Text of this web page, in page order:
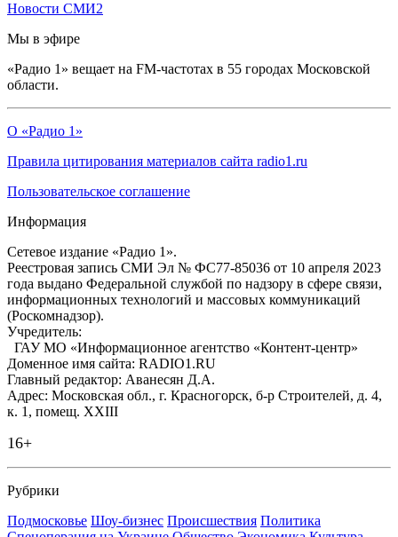
Новости СМИ2
Мы в эфире
«Радио 1» вещает на FM-частотах в 55 городах Московской
области.
О «Радио 1»
Правила цитирования материалов сайта radio1.ru
Пользовательское соглашение
Информация
Сетевое издание «Радио 1».
Реестровая запись СМИ Эл № ФС77-85036 от 10 апреля 2023
года выдано Федеральной службой по надзору в сфере связи,
информационных технологий и массовых коммуникаций
(Роскомнадзор).
Учредитель:
ГАУ МО «Информационное агентство «Контент-центр»
Доменное имя сайта: RADIO1.RU
Главный редактор: Аванесян Д.А.
Адрес: Московская обл., г. Красногорск, б-р Строителей, д. 4,
к. 1, помещ. XXIII
16+
Рубрики
Подмосковье Шоу-бизнес Происшествия Политика